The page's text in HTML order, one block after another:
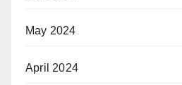
May 2024
April 2024